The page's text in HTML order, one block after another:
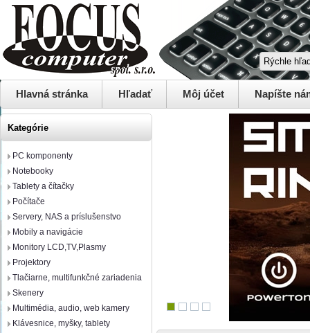
Hlavná stránka Hľadať Môj účet Napíšte
Kategórie
PC komponenty
Notebooky
Tablety a čítačky
Počítače
Servery, NAS a príslušenstvo
Mobily a navigácie
Monitory LCD,TV,Plasmy
Projektory
Tlačiarne, multifunkčné zariadenia
Skenery
Multimédia, audio, web kamery
Klávesnice, myšky, tablety